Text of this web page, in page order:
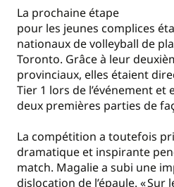
La prochaine étape
pour les jeunes complices
nationaux de volleyball de
Toronto. Grâce à leur
provinciaux, elles étaient
Tier 1 lors de l’événement et
deux premières parties de
La compétition a toutefois
dramatique et inspirante
match. Magalie a subi une
dislocation de l’épaule. « Sur